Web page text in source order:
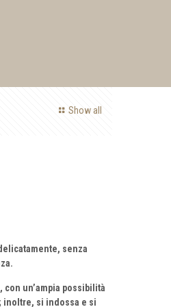
Show all
senza
un’ampia possibilità
inoltre, si indossa e si